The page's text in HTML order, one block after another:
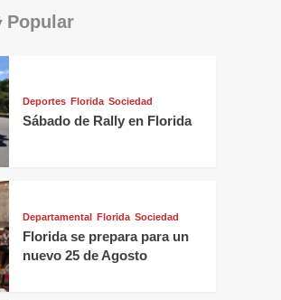
Popular
Deportes Florida Sociedad
Sábado de Rally en Florida
Departamental Florida Sociedad
Florida se prepara para un
nuevo 25 de Agosto